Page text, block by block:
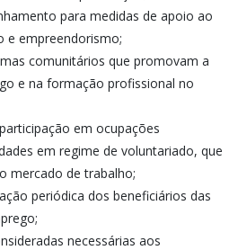
para medidas de apoio ao
e empreendorismo;
comunitários que promovam a
e na formação profissional no
em ocupações
em regime de voluntariado, que
mercado de trabalho;
periódica dos beneficiários das
necessárias aos